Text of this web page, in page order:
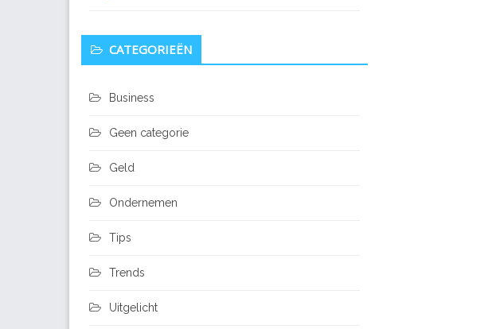
CATEGORIEËN
Business
Geen categorie
Geld
Ondernemen
Tips
Trends
Uitgelicht